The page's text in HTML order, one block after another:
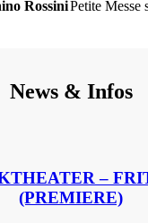
RossiniPetite Messe
News & Infos
–
(PREMIERE)